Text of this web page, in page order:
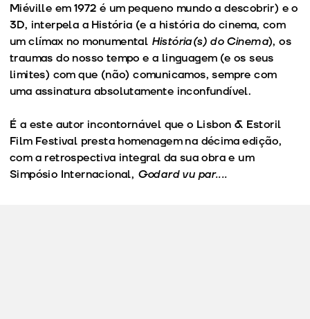
Miéville em 1972 é um pequeno mundo a descobrir) e o
3D, interpela a História (e a história do cinema, com
um clímax no monumental História(s) do Cinema), os
traumas do nosso tempo e a linguagem (e os seus
limites) com que (não) comunicamos, sempre com
uma assinatura absolutamente inconfundível.
É a este autor incontornável que o Lisbon & Estoril
Film Festival presta homenagem na décima edição,
com a retrospectiva integral da sua obra e um
Simpósio Internacional, Godard vu par....